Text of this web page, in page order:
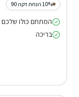
10% הנחת דקה 90
המתחם כולו שלכם
בריכה